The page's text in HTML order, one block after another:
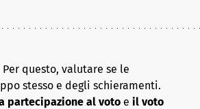
questo, valutare se le
stesso e degli schieramenti.
partecipazione al voto e il voto